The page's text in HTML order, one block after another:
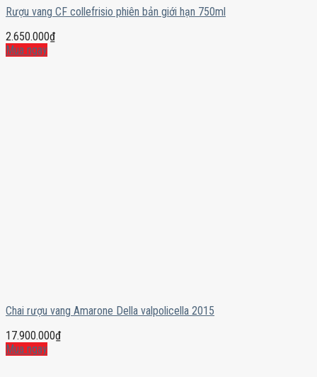
Rượu vang CF collefrisio phiên bản giới hạn 750ml
2.650.000₫
Mua ngay
Chai rượu vang Amarone Della valpolicella 2015
17.900.000₫
Mua ngay